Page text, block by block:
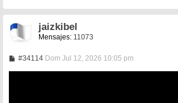
jaizkibel
Mensajes: 11073
#34114MDom Jul 12, 2026 10:05 pm